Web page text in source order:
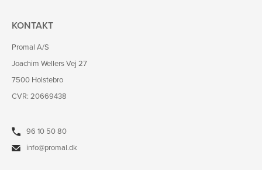
KONTAKT
Promal A/S
Joachim Wellers Vej 27
7500 Holstebro
CVR: 20669438
96 10 50 80
info@promal.dk